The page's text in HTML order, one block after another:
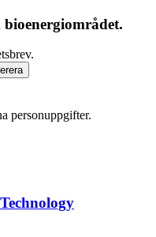
bioenergiområdet.
personuppgifter.